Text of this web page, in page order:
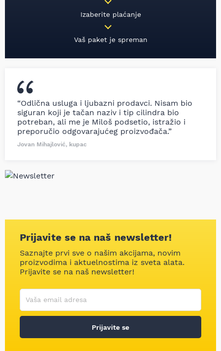
Izaberite plaćanje
Vaš paket je spreman
“Odlična usluga i ljubazni prodavci. Nisam bio
siguran koji je tačan naziv i tip cilindra bio
potreban, ali me je Miloš podsetio, istražio i
preporučio odgovarajućeg proizvođača.”
Jovan Mihajlović, kupac
Prijavite se na naš newsletter!
Saznajte prvi sve o našim akcijama, novim
proizvodima i aktuelnostima iz sveta alata.
Prijavite se na naš newsletter!
Korisničko ime
Vaša email adresa
Prijavite se